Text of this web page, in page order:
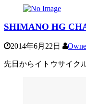
SHIMANO HG
2014年6月22日
先日からイトウサイク